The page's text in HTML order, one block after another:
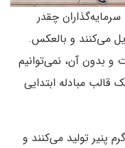
چقدر
می‌کنند و بالعکس.
و بدون آن، نمی‌توانیم
قالب مبادله ابتدایی
شما ماهیانه ۱۳ کیلوگرم پنیر تولید می‌کنند و